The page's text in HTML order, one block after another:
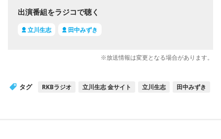
出演番組をラジコで聴く
立川生志 田中みずき
※放送情報は変更となる場合があります。
タグ RKBラジオ 立川生志 金サイト 立川生志 田中みずき